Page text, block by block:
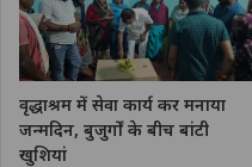
वृद्धाश्रम में सेवा कार्य कर मनाया
जन्मदिन, बुजुर्गों के बीच बांटी
खुशियां